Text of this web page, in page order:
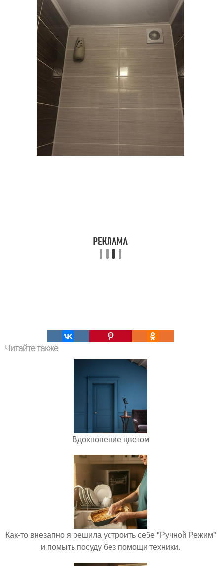
Читайте также
Вдохновение цветом
Как-то внезапно я решила устроить себе "Ручной Режим"
и помыть посуду без помощи техники.